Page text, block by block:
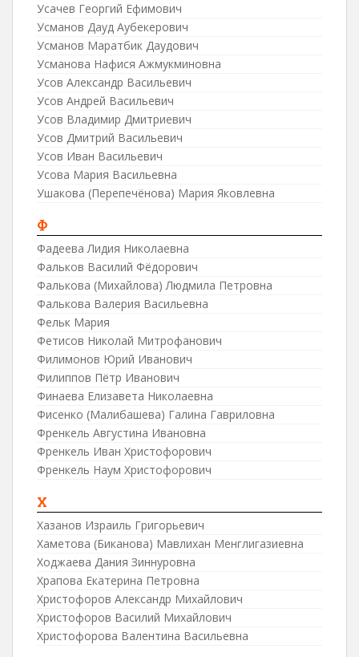
Усачев Георгий Ефимович
Усманов Дауд Аубекерович
Усманов Маратбик Даудович
Усманова Нафися Ажмукминовна
Усов Александр Васильевич
Усов Андрей Васильевич
Усов Владимир Дмитриевич
Усов Дмитрий Васильевич
Усов Иван Васильевич
Усова Мария Васильевна
Ушакова (Перепечёнова) Мария Яковлевна
Ф
Фадеева Лидия Николаевна
Фальков Василий Фёдорович
Фалькова (Михайлова) Людмила Петровна
Фалькова Валерия Васильевна
Фельк Мария
Фетисов Николай Митрофанович
Филимонов Юрий Иванович
Филиппов Пётр Иванович
Финаева Елизавета Николаевна
Фисенко (Малибашева) Галина Гавриловна
Френкель Августина Ивановна
Френкель Иван Христофорович
Френкель Наум Христофорович
Х
Хазанов Израиль Григорьевич
Хаметова (Биканова) Мавлихан Менглигазиевна
Ходжаева Дания Зиннуровна
Храпова Екатерина Петровна
Христофоров Александр Михайлович
Христофоров Василий Михайлович
Христофорова Валентина Васильевна